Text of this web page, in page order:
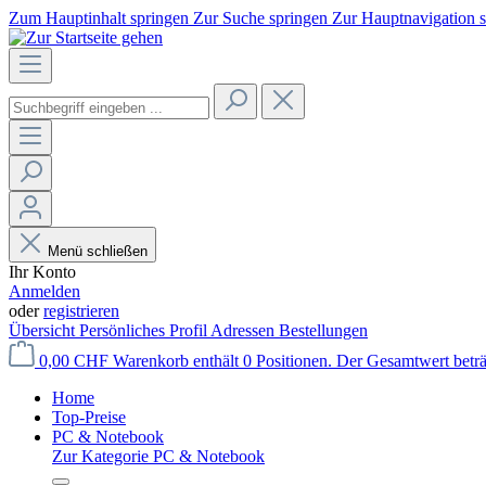
Zum Hauptinhalt springen Zur Suche springen Zur Hauptnavigation
Menü schließen
Ihr Konto
Anmelden
oderregistrieren
Übersicht Persönliches Profil Adressen Bestellungen
0,00 CHF Warenkorb enthält 0 Positionen. Der Gesamtwert
Home
Top-Preise
PC & Notebook
Zur Kategorie PC & Notebook